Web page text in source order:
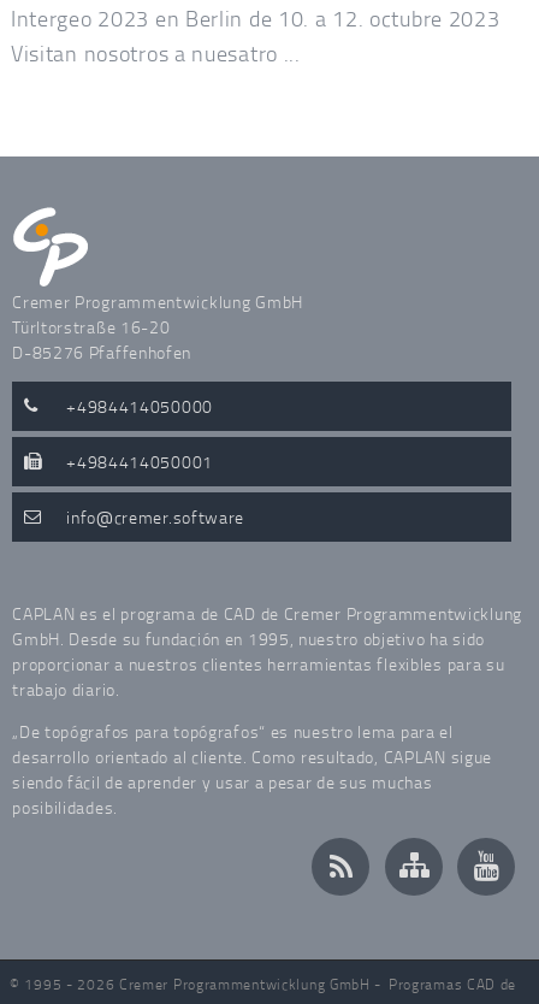
Intergeo 2023 en Berlin de 10. a 12. octubre 2023
Visitan nosotros a nuesatro ...
Cremer Programmentwicklung GmbH
Türltorstraße 16-20
D-85276 Pfaffenhofen
+4984414050000
+4984414050001
info cremer.software
CAPLAN es el programa de CAD de Cremer Programmentwicklung
GmbH. Desde su fundación en 1995, nuestro objetivo ha sido
proporcionar a nuestros clientes herramientas flexibles para su
trabajo diario.
„De topógrafos para topógrafos“ es nuestro lema para el
desarrollo orientado al cliente. Como resultado, CAPLAN sigue
siendo fácil de aprender y usar a pesar de sus muchas
posibilidades.
© 1995 - 2026 Cremer Programmentwicklung GmbH - Programas CAD de